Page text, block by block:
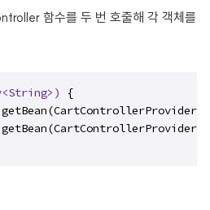
함수를 두 번 호출해 각 객체를
<String>)
{